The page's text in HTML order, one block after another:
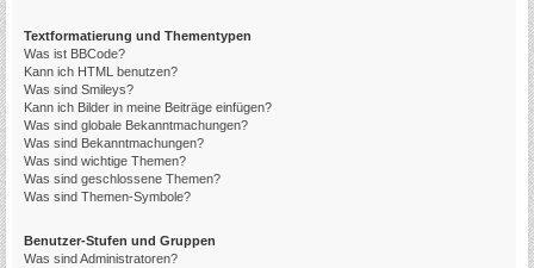
Textformatierung und Thementypen
Was ist BBCode?
Kann ich HTML benutzen?
Was sind Smileys?
Kann ich Bilder in meine Beiträge einfügen?
Was sind globale Bekanntmachungen?
Was sind Bekanntmachungen?
Was sind wichtige Themen?
Was sind geschlossene Themen?
Was sind Themen-Symbole?
Benutzer-Stufen und Gruppen
Was sind Administratoren?